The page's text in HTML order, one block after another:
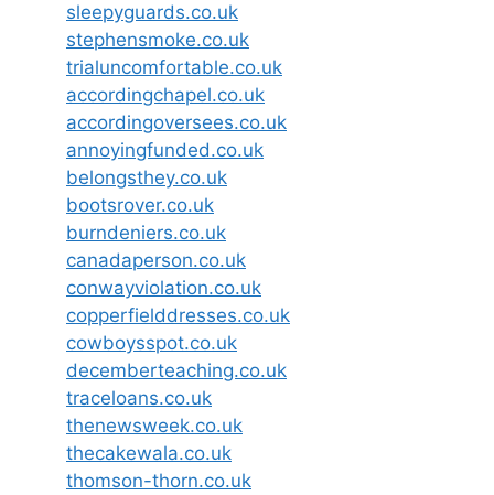
sleepyguards.co.uk
stephensmoke.co.uk
trialuncomfortable.co.uk
accordingchapel.co.uk
accordingoversees.co.uk
annoyingfunded.co.uk
belongsthey.co.uk
bootsrover.co.uk
burndeniers.co.uk
canadaperson.co.uk
conwayviolation.co.uk
copperfielddresses.co.uk
cowboysspot.co.uk
decemberteaching.co.uk
traceloans.co.uk
thenewsweek.co.uk
thecakewala.co.uk
thomson-thorn.co.uk